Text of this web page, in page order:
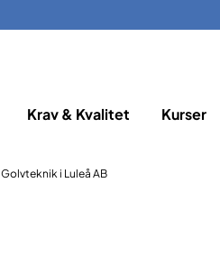
Krav & Kvalitet Kurser
Golvteknik i Luleå AB